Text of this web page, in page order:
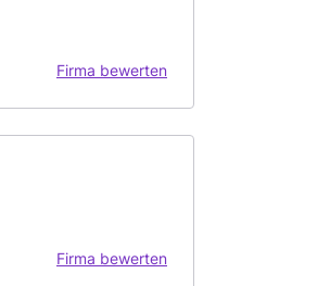
Firma bewerten
Firma bewerten